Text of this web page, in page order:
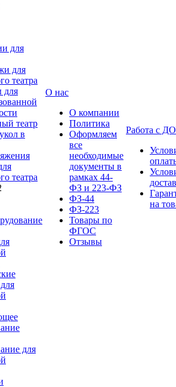
для
для
театра
для
театр
в
театра
для
О нас
О компании
Политика
Оформляем
все
необходимые
документы в
рамках 44-
ФЗ и 223-ФЗ
ФЗ-44
ФЗ-223
Товары по
ФГОС
Отзывы
Работа с
на